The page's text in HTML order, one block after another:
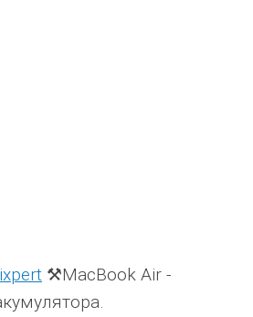
⚒️MacBook Air -